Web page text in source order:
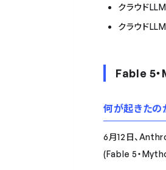
クラウド
クラウド
Fable 5
何が起きたの
6月12日、
(Fable 5・